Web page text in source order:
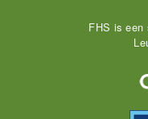
FHS is een